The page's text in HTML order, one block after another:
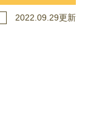
2022.09.29更新